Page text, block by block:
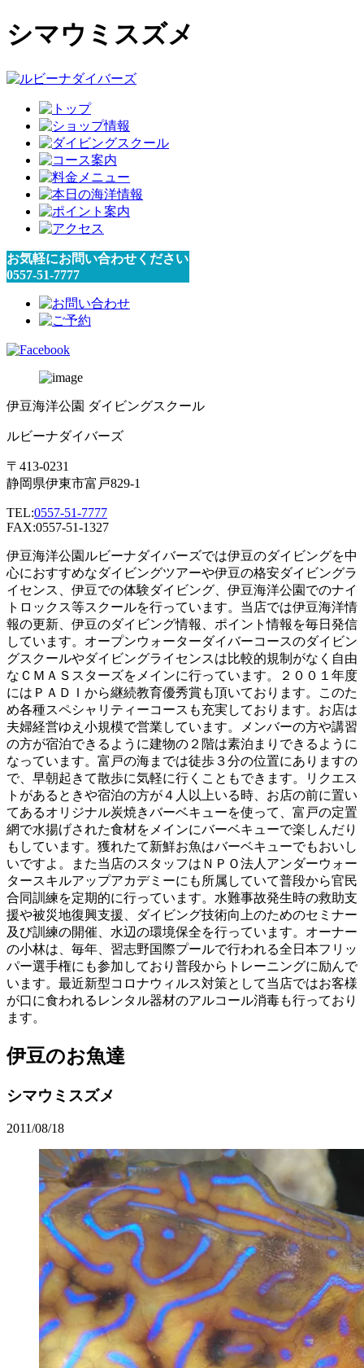
シマウミスズメ
お気軽にお問い合わせください
0557-51-7777
伊豆海洋公園 ダイビングスクール
ルビーナダイバーズ
〒413-0231
静岡県伊東市富戸829-1
TEL:0557-51-7777
FAX:0557-51-1327
伊豆海洋公園ルビーナダイバーズでは伊豆のダイビングを中
心におすすめなダイビングツアーや伊豆の格安ダイビングラ
イセンス、伊豆での体験ダイビング、伊豆海洋公園でのナイ
トロックス等スクールを行っています。当店では伊豆海洋情
報の更新、伊豆のダイビング情報、ポイント情報を毎日発信
しています。オープンウォーターダイバーコースのダイビン
グスクールやダイビングライセンスは比較的規制がなく自由
なＣＭＡＳスターズをメインに行っています。２００１年度
にはＰＡＤＩから継続教育優秀賞も頂いております。このた
め各種スペシャリティーコースも充実しております。お店は
夫婦経営ゆえ小規模で営業しています。メンバーの方や講習
の方が宿泊できるように建物の２階は素泊まりできるように
なっています。富戸の海までは徒歩３分の位置にありますの
で、早朝起きて散歩に気軽に行くこともできます。リクエス
トがあるときや宿泊の方が４人以上いる時、お店の前に置い
てあるオリジナル炭焼きバーベキューを使って、富戸の定置
網で水揚げされた食材をメインにバーベキューで楽しんだり
もしています。獲れたて新鮮お魚はバーベキューでもおいし
いですよ。また当店のスタッフはＮＰＯ法人アンダーウォー
タースキルアップアカデミーにも所属していて普段から官民
合同訓練を定期的に行っています。水難事故発生時の救助支
援や被災地復興支援、ダイビング技術向上のためのセミナー
及び訓練の開催、水辺の環境保全を行っています。オーナー
の小林は、毎年、習志野国際プールで行われる全日本フリッ
パー選手権にも参加しており普段からトレーニングに励んで
います。最近新型コロナウィルス対策として当店ではお客様
が口に食われるレンタル器材のアルコール消毒も行っており
ます。
伊豆のお魚達
シマウミスズメ
2011/08/18